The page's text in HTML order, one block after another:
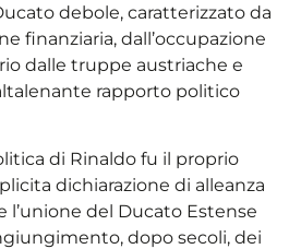
debole, caratterizzato da
finanziaria, dall’occupazione
dalle truppe austriache e
rapporto politico
di Rinaldo fu il proprio
dichiarazione di alleanza
l’unione del Ducato Estense
dopo secoli, dei